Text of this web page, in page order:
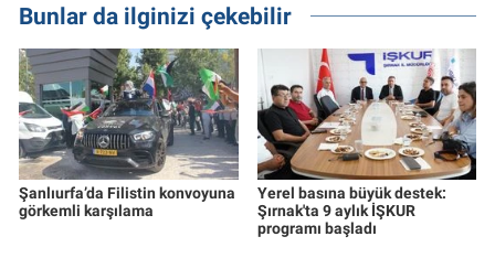
Bunlar da ilginizi çekebilir
Şanlıurfa’da Filistin konvoyuna
görkemli karşılama
Yerel basına büyük destek:
Şırnak'ta 9 aylık İŞKUR
programı başladı